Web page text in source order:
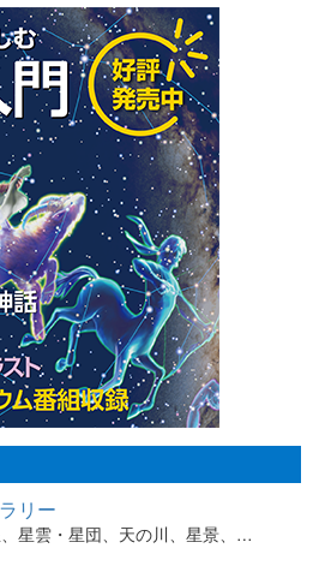
リー
星雲・星団、天の川、星景、…